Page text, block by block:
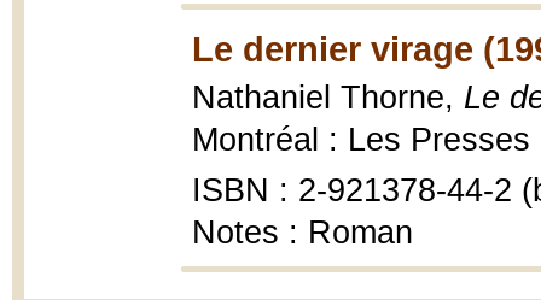
Le dernier virage
Nathaniel Thorne, Le
Montréal : Les
ISBN : 2-921378-44-2
Notes : Roman